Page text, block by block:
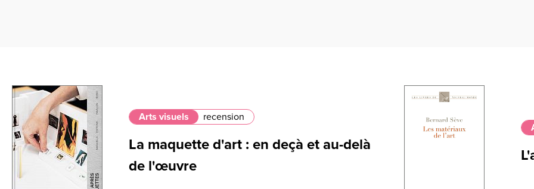
Arts visuels recension
La maquette d'art : en deçà et au-delà
de l'œuvre